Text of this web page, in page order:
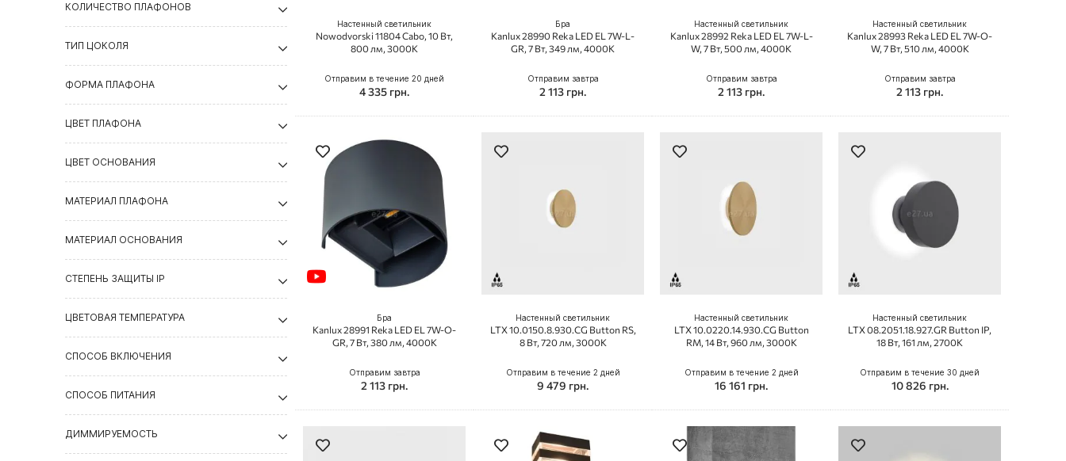
Настенный светильник
Nowodvorski 11804 Cabo, 10 Вт,
800 лм, 3000K
Отправим в течение 20 дней
4 335 грн.
Бра
Kanlux 28990 Reka LED EL 7W-L-
GR, 7 Вт, 349 лм, 4000K
Отправим завтра
2 113 грн.
Настенный светильник
Kanlux 28992 Reka LED EL 7W-L-
W, 7 Вт, 500 лм, 4000K
Отправим завтра
2 113 грн.
Настенный светильник
Kanlux 28993 Reka LED EL 7W-O-
W, 7 Вт, 510 лм, 4000K
Отправим завтра
2 113 грн.
Бра
Kanlux 28991 Reka LED EL 7W-O-
GR, 7 Вт, 380 лм, 4000K
Отправим завтра
2 113 грн.
Настенный светильник
LTX 10.0150.8.930.CG Button RS,
8 Вт, 720 лм, 3000K
Отправим в течение 2 дней
9 479 грн.
Настенный светильник
LTX 10.0220.14.930.CG Button
RM, 14 Вт, 960 лм, 3000K
Отправим в течение 2 дней
16 161 грн.
Настенный светильник
LTX 08.2051.18.927.GR Button IP,
18 Вт, 161 лм, 2700K
Отправим в течение 30 дней
10 826 грн.
КОЛИЧЕСТВО ПЛАФОНОВ
ТИП ЦОКОЛЯ
ФОРМА ПЛАФОНА
ЦВЕТ ПЛАФОНА
ЦВЕТ ОСНОВАНИЯ
МАТЕРИАЛ ПЛАФОНА
МАТЕРИАЛ ОСНОВАНИЯ
СТЕПЕНЬ ЗАЩИТЫ IP
ЦВЕТОВАЯ ТЕМПЕРАТУРА
СПОСОБ ВКЛЮЧЕНИЯ
СПОСОБ ПИТАНИЯ
ДИММИРУЕМОСТЬ